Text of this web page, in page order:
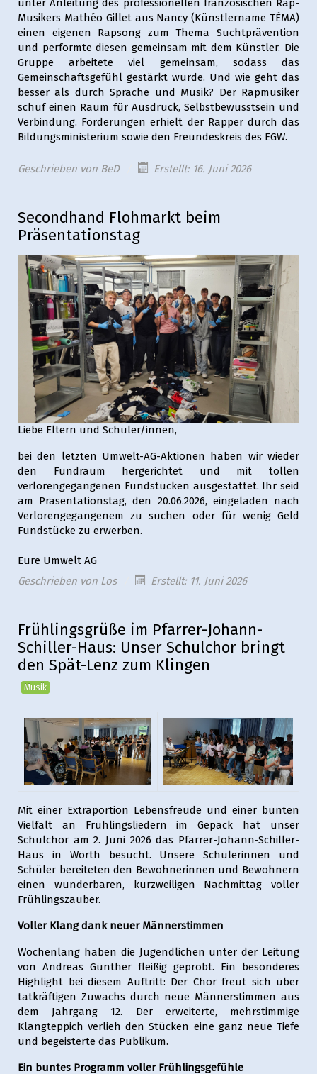
unter Anleitung des professionellen französischen Rap-
Musikers Mathéo Gillet aus Nancy (Künstlername TÉMA)
einen eigenen Rapsong zum Thema Suchtprävention
und performte diesen gemeinsam mit dem Künstler. Die
Gruppe arbeitete viel gemeinsam, sodass das
Gemeinschaftsgefühl gestärkt wurde. Und wie geht das
besser als durch Sprache und Musik? Der Rapmusiker
schuf einen Raum für Ausdruck, Selbstbewusstsein und
Verbindung. Förderungen erhielt der Rapper durch das
Bildungsministerium sowie den Freundeskreis des EGW.
Geschrieben von BeD Erstellt: 16. Juni 2026
Secondhand Flohmarkt beim
Präsentationstag
Liebe Eltern und Schüler/innen,
bei den letzten Umwelt-AG-Aktionen haben wir wieder
den Fundraum hergerichtet und mit tollen
verlorengegangenen Fundstücken ausgestattet. Ihr seid
am Präsentationstag, den 20.06.2026, eingeladen nach
Verlorengegangenem zu suchen oder für wenig Geld
Fundstücke zu erwerben.
Eure Umwelt AG
Geschrieben von Los Erstellt: 11. Juni 2026
Frühlingsgrüße im Pfarrer-Johann-
Schiller-Haus: Unser Schulchor bringt
den Spät-Lenz zum Klingen
Musik
Mit einer Extraportion Lebensfreude und einer bunten
Vielfalt an Frühlingsliedern im Gepäck hat unser
Schulchor am 2. Juni 2026 das Pfarrer-Johann-Schiller-
Haus in Wörth besucht. Unsere Schülerinnen und
Schüler bereiteten den Bewohnerinnen und Bewohnern
einen wunderbaren, kurzweiligen Nachmittag voller
Frühlingszauber.
Voller Klang dank neuer Männerstimmen
Wochenlang haben die Jugendlichen unter der Leitung
von Andreas Günther fleißig geprobt. Ein besonderes
Highlight bei diesem Auftritt: Der Chor freut sich über
tatkräftigen Zuwachs durch neue Männerstimmen aus
dem Jahrgang 12. Der erweiterte, mehrstimmige
Klangteppich verlieh den Stücken eine ganz neue Tiefe
und begeisterte das Publikum.
Ein buntes Programm voller Frühlingsgefühle